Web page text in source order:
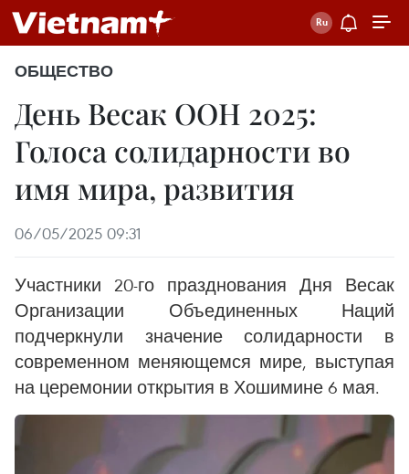
ОБЩЕСТВО
День Весак ООН 2025:
Голоса солидарности во
имя мира, развития
06/05/2025 09:31
Участники 20-го празднования Дня Весак
Организации Объединенных Наций
подчеркнули значение солидарности в
современном меняющемся мире, выступая
на церемонии открытия в Хошимине 6 мая.